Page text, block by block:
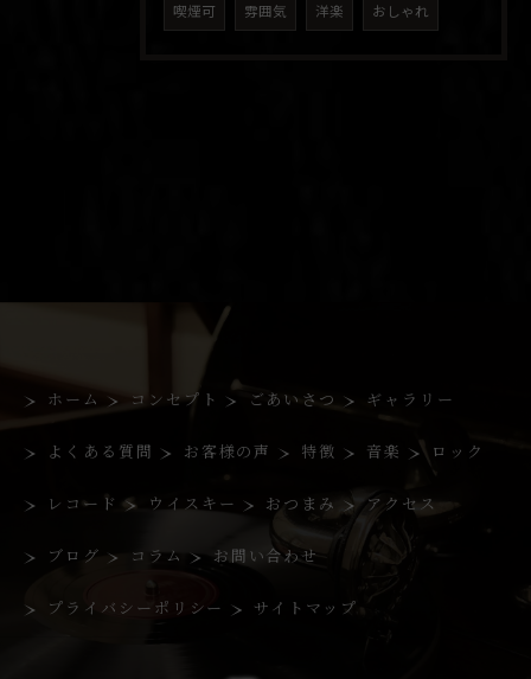
喫煙可 雰囲気 洋楽 おしゃれ
ホーム コンセプト ごあいさつ ギャラリー
よくある質問 お客様の声 特徴 音楽 ロック
レコード ウイスキー おつまみ アクセス
ブログ コラム お問い合わせ
プライバシーポリシー サイトマップ